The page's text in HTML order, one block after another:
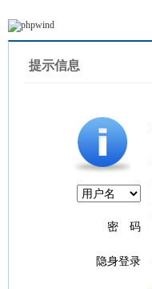
提示信息
密 码
隐身登录